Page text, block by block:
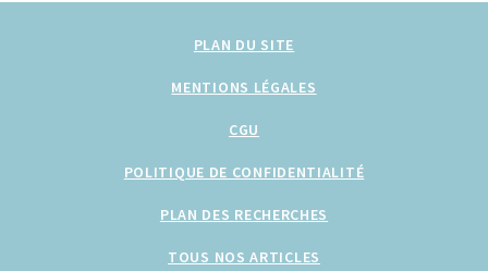
PLAN DU SITE
MENTIONS LÉGALES
CGU
POLITIQUE DE CONFIDENTIALITÉ
PLAN DES RECHERCHES
TOUS NOS ARTICLES